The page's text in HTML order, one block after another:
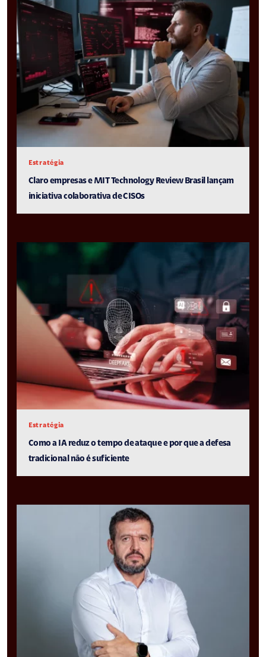
Estratégia
Claro empresas e MIT Technology Review Brasil lançam
iniciativa colaborativa de CISOs
Estratégia
Como a IA reduz o tempo de ataque e por que a defesa
tradicional não é suficiente